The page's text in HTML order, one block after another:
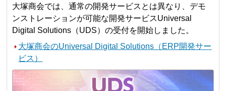
大塚商会では、通常の開発サービスとは異なり、デモ
ンストレーションが可能な開発サービスUniversal
Digital Solutions（UDS）の受付を開始しました。
大塚商会のUniversal Digital Solutions（ERP開発サー
ビス）